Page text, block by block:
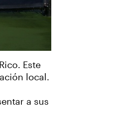
Este
local.
a sus